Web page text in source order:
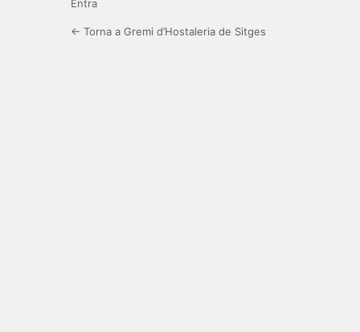
Entra
← Torna a Gremi d’Hostaleria de Sitges